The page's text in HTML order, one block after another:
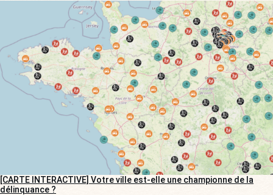
[CARTE INTERACTIVE] Votre ville est-elle une championne de la
délinquance ?